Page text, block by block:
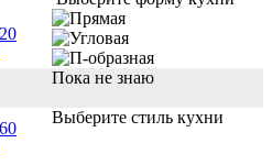
Пока не знаю
Выберите стиль кухни